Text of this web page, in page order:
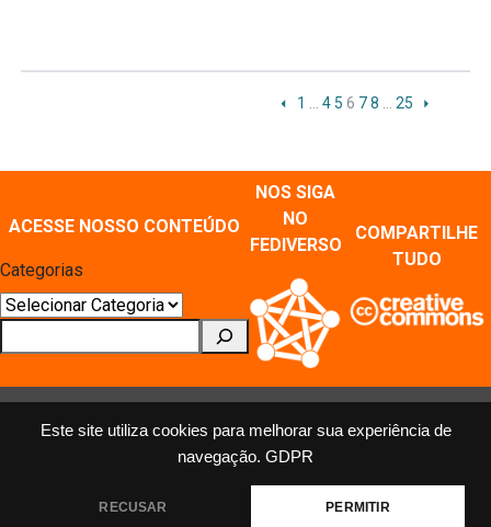
Este site utiliza cookies para melhorar sua experiência de
navegação. GDPR
RECUSAR PERMITIR
1 4 5 6 7 8 25
ACESSE NOSSO CONTEÚDO
Categorias
NOS SIGA
NO
FEDIVERSO
COMPARTILHE
TUDO
MÍDIAS SOCIAIS E REPOSITÓRIOS
Mastodon
X Facebook
Youtube
Flickr